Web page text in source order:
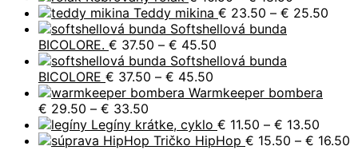
range:
Teddy mikina € 23.50 – € 25.50
Softshellová bunda
BICOLORE. € 37.50 – € 45.50
range:
through
Softshellová bunda
BICOLORE € 37.50 – € 45.50
range:
through
€ 45.50
Warmkeeper bombera
€ 29.50 – € 33.50
range:
€ 29.50
Legíny krátke, cyklo € 11.50 – € 13.50
range:
Tričko HipHop € 15.50 – € 16.50